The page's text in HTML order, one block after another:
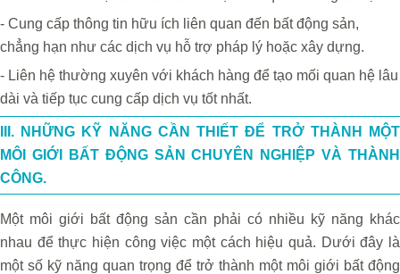
- Cung cấp thông tin hữu ích liên quan đến bất động sản,
chẳng hạn như các dịch vụ hỗ trợ pháp lý hoặc xây dựng.
- Liên hệ thường xuyên với khách hàng để tạo mối quan hệ lâu
dài và tiếp tục cung cấp dịch vụ tốt nhất.
III. NHỮNG KỸ NĂNG CẦN THIẾT ĐỂ TRỞ THÀNH MỘT
MÔI GIỚI BẤT ĐỘNG SẢN CHUYÊN NGHIỆP VÀ THÀNH
CÔNG.
Một môi giới bất động sản cần phải có nhiều kỹ năng khác
nhau để thực hiện công việc một cách hiệu quả. Dưới đây là
một số kỹ năng quan trọng để trở thành một môi giới bất động